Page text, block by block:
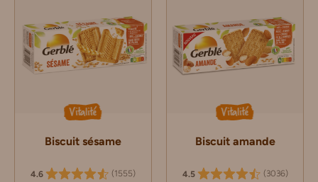
Vitalité
Biscuit sésame
4.6 (1555)
Vitalité
Biscuit amande
4.5 (3036)